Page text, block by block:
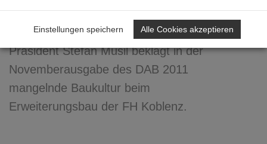
Baukultur ...zum Zweiten
Präsident Stefan Musil beklagt in der
Novemberausgabe des DAB 2011
mangelnde Baukultur beim
Erweiterungsbau der FH Koblenz.
Einstellungen speichern Alle Cookies akzeptieren